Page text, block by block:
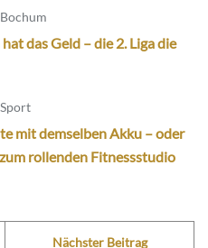
das Geld – die 2. Liga die
mit demselben Akku – oder
rollenden Fitnessstudio
Nächster Beitrag